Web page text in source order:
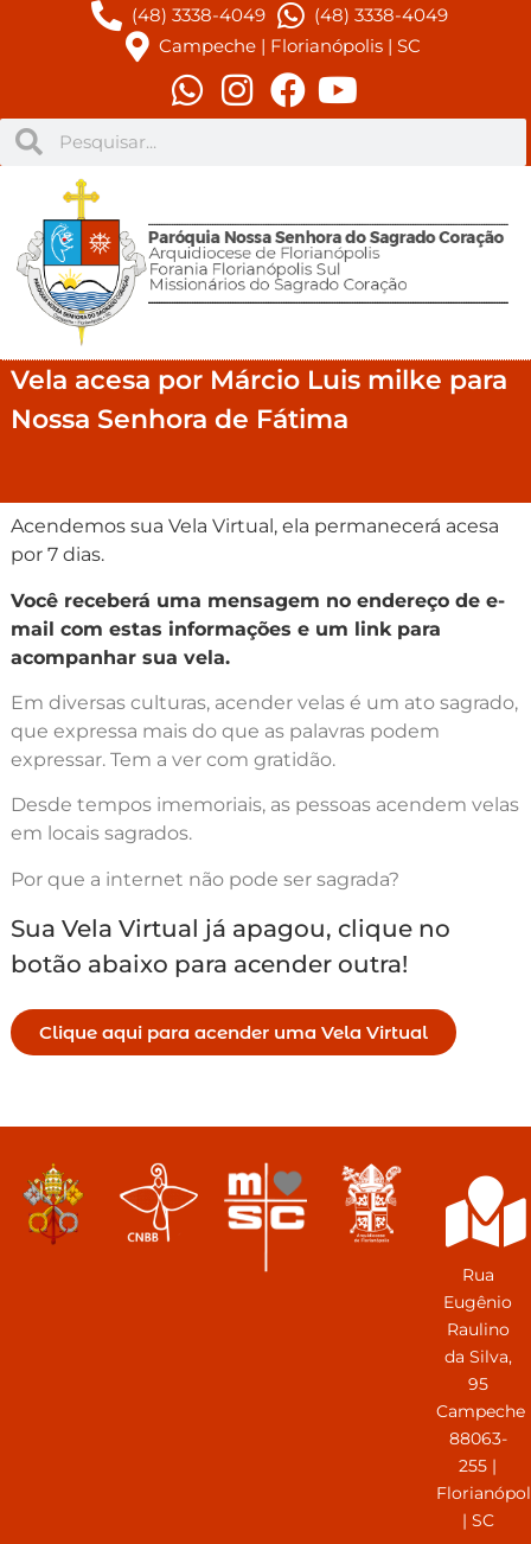
(48) 3338-4049
(48) 3338-4049
Campeche | Florianópolis | SC
Vela acesa por Márcio Luis milke para
Nossa Senhora de Fátima
Acendemos sua Vela Virtual, ela permanecerá acesa
por 7 dias.
Você receberá uma mensagem no endereço de e-
mail com estas informações e um link para
acompanhar sua vela.
Em diversas culturas, acender velas é um ato sagrado,
que expressa mais do que as palavras podem
expressar. Tem a ver com gratidão.
Desde tempos imemoriais, as pessoas acendem velas
em locais sagrados.
Por que a internet não pode ser sagrada?
Sua Vela Virtual já apagou, clique no
botão abaixo para acender outra!
Clique aqui para acender uma Vela Virtual
Rua
Eugênio
Raulino
da Silva,
95
Campeche
88063-
255 |
| SC